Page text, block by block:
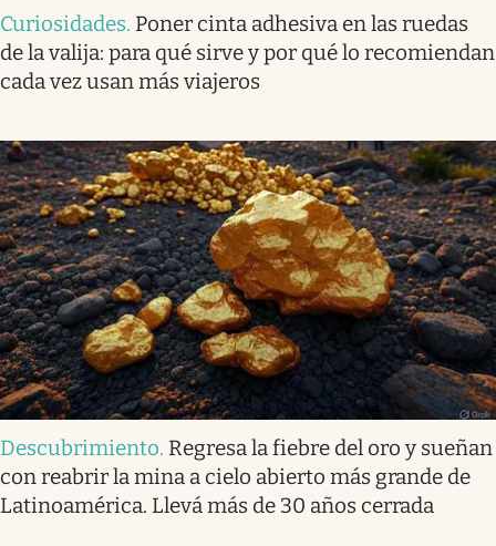
Curiosidades. Poner cinta adhesiva en las ruedas
de la valija: para qué sirve y por qué lo recomiendan
cada vez usan más viajeros
Descubrimiento. Regresa la fiebre del oro y sueñan
con reabrir la mina a cielo abierto más grande de
Latinoamérica. Llevá más de 30 años cerrada